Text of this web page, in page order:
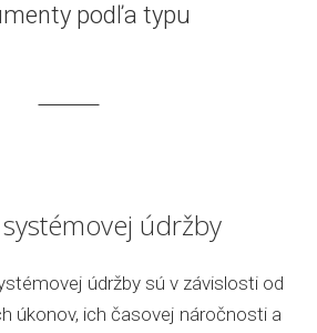
podľa typu
údržby
údržby sú v závislosti od
úkonov, ich časovej náročnosti a